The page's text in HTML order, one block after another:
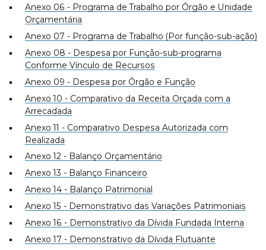
Anexo 06 - Programa de Trabalho por Órgão e Unidade
Orçamentária
Anexo 07 - Programa de Trabalho (Por função-sub-ação)
Anexo 08 - Despesa por Função-sub-programa
Conforme Vínculo de Recursos
Anexo 09 - Despesa por Órgão e Função
Anexo 10 - Comparativo da Receita Orçada com a
Arrecadada
Anexo 11 - Comparativo Despesa Autorizada com
Realizada
Anexo 12 - Balanço Orçamentário
Anexo 13 - Balanço Financeiro
Anexo 14 - Balanço Patrimonial
Anexo 15 - Demonstrativo das Variações Patrimoniais
Anexo 16 - Demonstrativo da Dívida Fundada Interna
Anexo 17 - Demonstrativo da Dívida Flutuante